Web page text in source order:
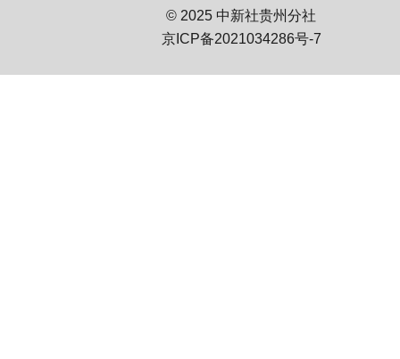
© 2025 中新社贵州分社
京ICP备2021034286号-7